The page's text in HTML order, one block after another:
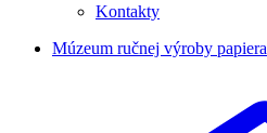
Kontakty
Múzeum ručnej výroby papiera